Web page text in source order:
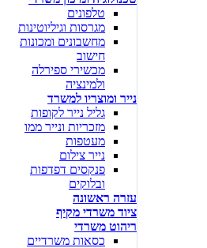
טלפונים
מגרסות וגיליוטינות
מחשבונים ומכונות
חישוב
מכשירי ספירלה
ולמינציה
נייר ומוצריו למשרד
גליל נייר לקופות
מזכריות ונייר ממו
מעטפות
נייר צילום
פנקסים דפדפות
ובלוקים
עזרה ראשונה
ציוד משרדי מקיף
ריהוט משרדי
כסאות משרדיים